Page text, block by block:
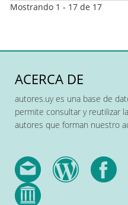
Mostrando 1 - 17 de 17
ACERCA DE
autores.uy es una base de
permite consultar y reutilizar
autores que forman nuestro